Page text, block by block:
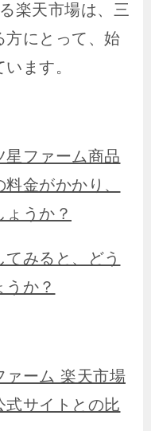
楽天市場は、三
方にとって、始
ます。
星ファーム商品
金がかかり、
うか？
みると、どう
か？
ァーム 楽天市場
式サイトとの比